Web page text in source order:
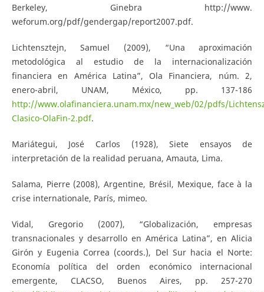
Berkeley, Ginebra http://www.
weforum.org/pdf/gendergap/report2007.pdf.
Lichtensztejn, Samuel (2009), “Una aproximación
metodológica al estudio de la internacionalización
financiera en América Latina”, Ola Financiera, núm. 2,
enero-abril, UNAM, México, pp. 137-186
http://www.olafinanciera.unam.mx/new_web/02/pdfs/
Clasico-OlaFin-2.pdf.
Mariátegui, José Carlos (1928), Siete ensayos de
interpretación de la realidad peruana, Amauta, Lima.
Salama, Pierre (2008), Argentine, Brésil, Mexique, face à la
crise internationale, París, mimeo.
Vidal, Gregorio (2007), “Globalización, empresas
transnacionales y desarrollo en América Latina”, en Alicia
Girón y Eugenia Correa (coords.), Del Sur hacia el Norte:
Economía política del orden económico internacional
emergente, CLACSO, Buenos Aires, pp. 257-270